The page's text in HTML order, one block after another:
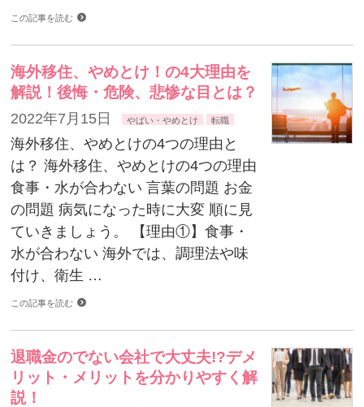
この記事を読む
海外移住、やめとけ！の4大理由を
解説！後悔・危険、悲惨な目とは？
2022年7月15日 やばい・やめとけ 転職
海外移住、やめとけの4つの理由と
は？ 海外移住、やめとけの4つの理由
食事・水が合わない 言葉の問題 お金
の問題 病気になった時に大変 順に見
ていきましょう。 【理由①】食事・
水が合わない 海外では、調理法や味
付け、衛生 …
この記事を読む
退職金のでない会社で大丈夫!?デメ
リット・メリットを分かりやすく解
説！